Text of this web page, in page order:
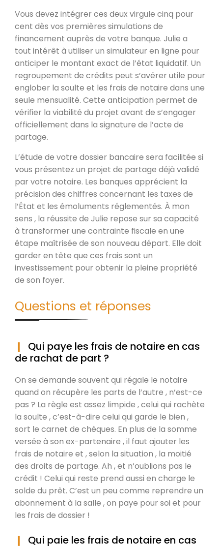
Vous devez intégrer ces deux virgule cinq pour
cent dès vos premières simulations de
financement auprès de votre banque. Julie a
tout intérêt à utiliser un simulateur en ligne pour
anticiper le montant exact de l’état liquidatif. Un
regroupement de crédits peut s’avérer utile pour
englober la soulte et les frais de notaire dans une
seule mensualité. Cette anticipation permet de
vérifier la viabilité du projet avant de s’engager
officiellement dans la signature de l’acte de
partage.
L’étude de votre dossier bancaire sera facilitée si
vous présentez un projet de partage déjà validé
par votre notaire. Les banques apprécient la
précision des chiffres concernant les taxes de
l’État et les émoluments réglementés. À mon
sens , la réussite de Julie repose sur sa capacité
à transformer une contrainte fiscale en une
étape maîtrisée de son nouveau départ. Elle doit
garder en tête que ces frais sont un
investissement pour obtenir la pleine propriété
de son foyer.
Questions et réponses
Qui paye les frais de notaire en cas
de rachat de part ?
On se demande souvent qui régale le notaire
quand on récupère les parts de l’autre , n’est-ce
pas ? La règle est assez limpide , celui qui rachète
la soulte , c’est-à-dire celui qui garde le bien ,
sort le carnet de chèques. En plus de la somme
versée à son ex-partenaire , il faut ajouter les
frais de notaire et , selon la situation , la moitié
des droits de partage. Ah , et n’oublions pas le
crédit ! Celui qui reste prend aussi en charge le
solde du prêt. C’est un peu comme reprendre un
abonnement à la salle , on paye pour soi et pour
les frais de dossier !
Qui paie les frais de notaire en cas